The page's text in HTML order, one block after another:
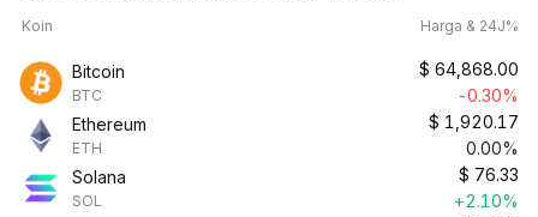
Koin Harga & 24J%
Bitcoin
BTC
$ 64,868.00
-0.30%
Ethereum
ETH
$ 1,920.17
0.00%
Solana
SOL
$ 76.33
+2.10%